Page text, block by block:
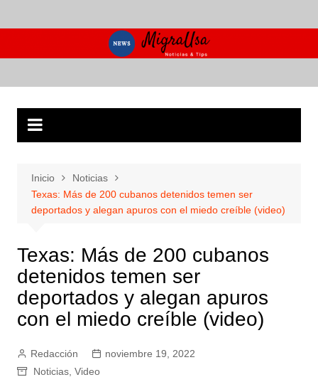
al
Inicio
Noticias
Texas: Más de 200 cubanos detenidos temen ser
deportados y alegan apuros con el miedo creíble (video)
Texas: Más de 200 cubanos
detenidos temen ser
deportados y alegan apuros
con el miedo creíble (video)
Redacción
noviembre 19, 2022
Noticias, Video